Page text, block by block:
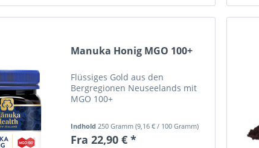
Manuka Honig MGO 100+
Flüssiges Gold aus den
Bergregionen Neuseelands mit
MGO 100+
Indhold250 Gramm(9,16 € / 100 Gramm)
Fra 22,90 € *